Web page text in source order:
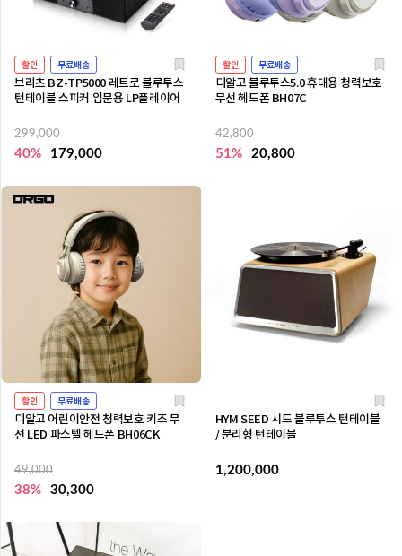
할인 무료배송
브리츠 BZ-TP5000 레트로 블루투스
턴테이블 스피커 입문용 LP플레이어
299,000
40% 179,000
할인 무료배송
디알고 블루투스5.0 휴대용 청력보호
무선 헤드폰 BH07C
42,800
51% 20,800
할인 무료배송
디알고 어린이안전 청력보호 키즈 무
선 LED 파스텔 헤드폰 BH06CK
49,000
38% 30,300
HYM SEED 시드 블루투스 턴테이블
/ 분리형 턴테이블
1,200,000